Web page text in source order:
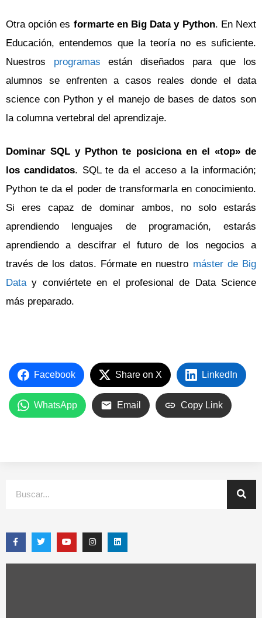
Otra opción es formarte en Big Data y Python. En Next
Educación, entendemos que la teoría no es suficiente.
Nuestros programas están diseñados para que los
alumnos se enfrenten a casos reales donde el data
science con Python y el manejo de bases de datos son
la columna vertebral del aprendizaje.
Dominar SQL y Python te posiciona en el «top» de
los candidatos. SQL te da el acceso a la información;
Python te da el poder de transformarla en conocimiento.
Si eres capaz de dominar ambos, no solo estarás
aprendiendo lenguajes de programación, estarás
aprendiendo a descifrar el futuro de los negocios a
través de los datos. Fórmate en nuestro máster de Big
Datay conviértete en el profesional de Data Science
más preparado.
Facebook Share on X LinkedIn
WhatsApp Email Copy Link